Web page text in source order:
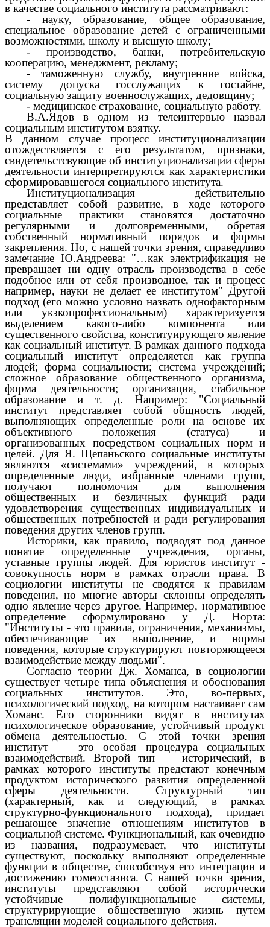
в качестве социального института рассматривают:
- науку, образование, общее образование,
специальное образование детей с ограниченными
возможностями, школу и высшую школу;
- производство, банки, потребительскую
кооперацию, менеджмент, рекламу;
- таможенную службу, внутренние войска,
систему допуска госслужащих к гостайне,
социальную защиту военнослужащих, дедовщину;
- медицинское страхование, социальную работу.
В.А.Ядов в одном из телеинтервью назвал
социальным институтом взятку.
В данном случае процесс институционализации
отождествляется с его результатом, признаки,
свидетельстсвующие об институционализации сферы
деятельности интерпретируются как характеристики
сформировавшегося социального института.
Институционализация действительно
представляет собой развитие, в ходе которого
социальные практики становятся достаточно
регулярными и долговременными, обретая
собственный нормативный порядок и формы
закрепления. Но, с нашей точки зрения, справедливо
замечание Ю.Андреева: "…как электрификация не
превращает ни одну отрасль производства в себе
подобное или от себя производное, так и процесс
например, науки не делает ее институтом" Другой
подход (его можно условно назвать однофакторным
или укзкопрофессиональным) характеризуется
выделением какого-либо компонента или
существенного свойства, конституирующего явление
как социальный институт. В рамках данного подхода
социальный институт определяется как группа
людей; форма социальности; система учреждений;
сложное образование общественного организма,
форма деятельности; организация, стабильное
образование и т. д. Например: "Социальный
институт представляет собой общность людей,
выполняющих определенные роли на основе их
объективного положения (статуса) и
организованных посредством социальных норм и
целей. Для Я. Щепаньского социальные институты
являются «системами» учреждений, в которых
определенные люди, избранные членами групп,
получают полномочия для выполнения
общественных и безличных функций ради
удовлетворения существенных индивидуальных и
общественных потребностей и ради регулирования
поведения других членов групп.
Историки, как правило, подводят под данное
понятие определенные учреждения, органы,
уставные группы людей. Для юристов институт -
совокупность норм в рамках отрасли права. В
социологии институты не сводятся к правилам
поведения, но многие авторы склонны определять
одно явление через другое. Например, нормативное
определение сформулировано у Д. Норта:
"Институты - это правила, ограничения, механизмы,
обеспечивающие их выполнение, и нормы
поведения, которые структурируют повторяющееся
взаимодействие между людьми".
Согласно теории Дж. Хоманса, в социологии
существует четыре типа объяснения и обоснования
социальных институтов. Это, во-первых,
психологический подход, на котором настаивает сам
Хоманс. Его сторонники видят в институтах
психологическое образование, устойчивый продукт
обмена деятельностью. С этой точки зрения
институт — это особая процедура социальных
взаимодействий. Второй тип — исторический, в
рамках которого институты предстают конечным
продуктом исторического развития определенной
сферы деятельности. Структурный тип
(характерный, как и следующий, в рамках
структурно-функционального подхода), придает
решающее значение отношениям институтов в
социальной системе. Функциональный, как очевидно
из названия, подразумевает, что институты
существуют, поскольку выполняют определенные
функции в обществе, способствуя его интеграции и
достижению гомеостазиса. С нашей точки зрения,
институты представляют собой исторически
устойчивые полифункциональные системы,
структурирующие общественную жизнь путем
трансляции моделей социального действия.